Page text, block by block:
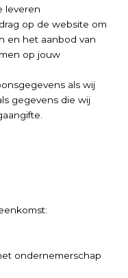
leveren
op de website om
en het aanbod van
op jouw
als wij
gegevens die wij
ondernemerschap